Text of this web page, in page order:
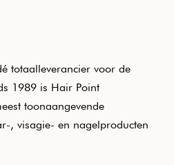
totaalleverancier voor de
1989 is Hair Point
toonaangevende
, visagie- en nagelproducten